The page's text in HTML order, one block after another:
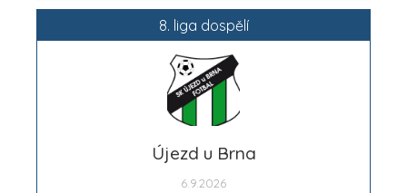
8. liga dospělí
Újezd u Brna
6.9.2026